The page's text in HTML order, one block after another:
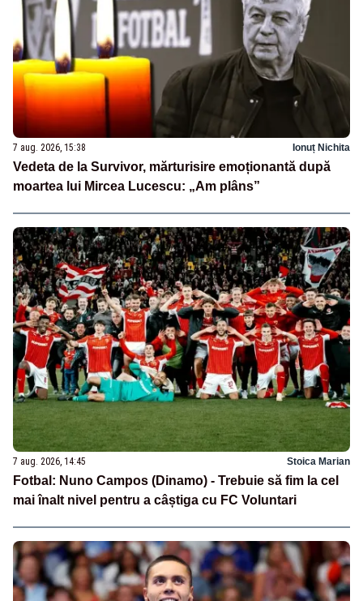
7 aug. 2026, 15:38 Ionuț Nichita
Vedeta de la Survivor, mărturisire emoționantă după
moartea lui Mircea Lucescu: „Am plâns”
7 aug. 2026, 14:45 Stoica Marian
Fotbal: Nuno Campos (Dinamo) - Trebuie să fim la cel
mai înalt nivel pentru a câștiga cu FC Voluntari